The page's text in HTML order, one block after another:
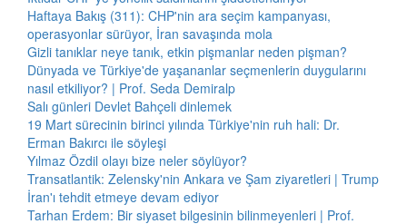
Haftaya Bakış (311): CHP'nin ara seçim kampanyası,
operasyonlar sürüyor, İran savaşında mola
Gizli tanıklar neye tanık, etkin pişmanlar neden pişman?
Dünyada ve Türkiye'de yaşananlar seçmenlerin duygularını
nasıl etkiliyor? | Prof. Seda Demiralp
Salı günleri Devlet Bahçeli dinlemek
19 Mart sürecinin birinci yılında Türkiye'nin ruh hali: Dr.
Erman Bakırcı ile söyleşi
Yılmaz Özdil olayı bize neler söylüyor?
Transatlantik: Zelensky'nin Ankara ve Şam ziyaretleri | Trump
İran'ı tehdit etmeye devam ediyor
Tarhan Erdem: Bir siyaset bilgesinin bilinmeyenleri | Prof.